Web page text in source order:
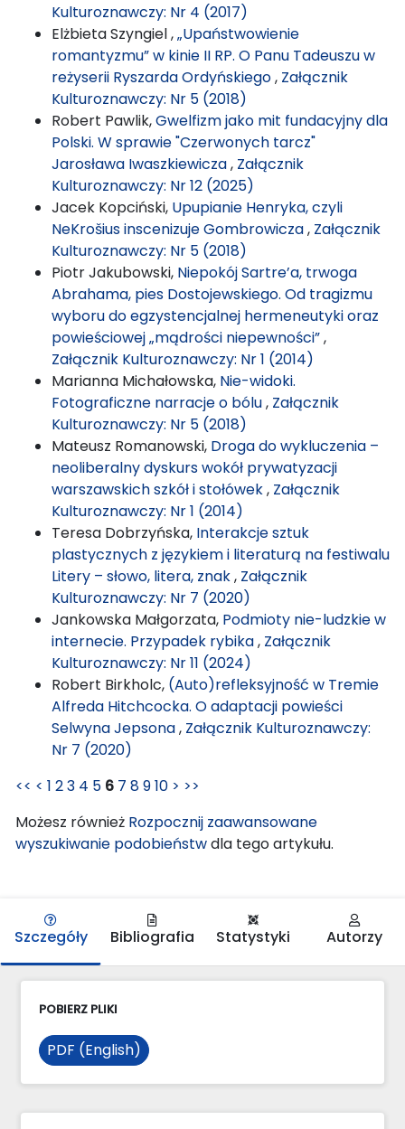
Kulturoznawczy: Nr 4 (2017)
Elżbieta Szyngiel ,„Upaństwowienie
romantyzmu” w kinie II RP. O Panu Tadeuszu w
reżyserii Ryszarda Ordyńskiego, Załącznik
Kulturoznawczy: Nr 5 (2018)
Robert Pawlik,Gwelfizm jako mit fundacyjny dla
Polski. W sprawie "Czerwonych tarcz"
Jarosława Iwaszkiewicza, Załącznik
Kulturoznawczy: Nr 12 (2025)
Jacek Kopciński, Upupianie Henryka, czyli
NeKrošius inscenizuje Gombrowicza, Załącznik
Kulturoznawczy: Nr 5 (2018)
Piotr Jakubowski, Niepokój Sartre’a, trwoga
Abrahama, pies Dostojewskiego. Od tragizmu
wyboru do egzystencjalnej hermeneutyki oraz
powieściowej „mądrości niepewności”,
Załącznik Kulturoznawczy: Nr 1 (2014)
Marianna Michałowska, Nie-widoki.
Fotograficzne narracje o bólu, Załącznik
Kulturoznawczy: Nr 5 (2018)
Mateusz Romanowski, Droga do wykluczenia –
neoliberalny dyskurs wokół prywatyzacji
warszawskich szkół i stołówek, Załącznik
Kulturoznawczy: Nr 1 (2014)
Teresa Dobrzyńska, Interakcje sztuk
plastycznych z językiem i literaturą na festiwalu
Litery – słowo, litera, znak, Załącznik
Kulturoznawczy: Nr 7 (2020)
Jankowska Małgorzata, Podmioty nie-ludzkie w
internecie. Przypadek rybika, Załącznik
Kulturoznawczy: Nr 11 (2024)
Robert Birkholc, (Auto)refleksyjność w Tremie
Alfreda Hitchcocka. O adaptacji powieści
Selwyna Jepsona, Załącznik Kulturoznawczy:
Nr 7 (2020)
<< < 1 23 4 5 6 7 8910 > >>
Możesz również Rozpocznij zaawansowane
wyszukiwanie podobieństwdla tego artykułu.
Szczegóły Bibliografia Statystyki Autorzy
POBIERZ PLIKI
PDF (English)